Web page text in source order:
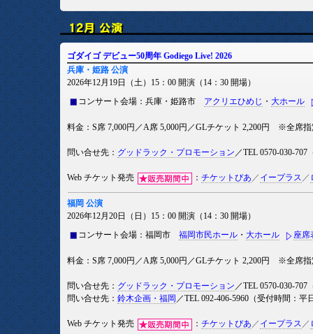
ゴダイゴ デビュー50周年 Godiego Live! 2026
兵庫・姫路 公演
2026年12月19日（土）15：00 開演（14：30 開場）
コンサート会場：兵庫・姫路市
アクリエひめじ ・ 大ホール
料金：S席 7,000円／A席 5,000円／GLチケット 2,200円 ※全席
問い合せ先： グッドラック・プロモーション ／TEL 0570-030-
Web チケット発売 ： チケットぴあ ／ イープラス ／
福岡 公演
2026年12月20日（日）15：00 開演（14：30 開場）
コンサート会場：福岡市 福岡市民ホール・ 大ホール 座席
料金：S席 7,000円／A席 5,000円／GLチケット 2,200円 ※全席
問い合せ先： グッドラック・プロモーション ／TEL 0570-030-
問い合せ先： 鈴木企画・福岡 ／TEL 092-406-5960（受付時間：平
Web チケット発売 ： チケットぴあ ／ イープラス ／